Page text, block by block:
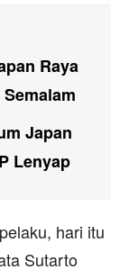
Raya
Japan
Lenyap
hari itu
Sutarto